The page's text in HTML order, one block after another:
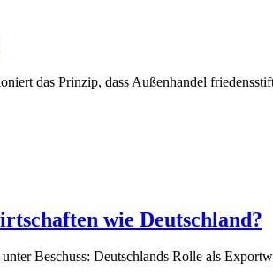
das Prinzip, dass Außenhandel
wie Deutschland?
Beschuss: Deutschlands Rolle als